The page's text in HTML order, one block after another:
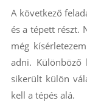
A következő
és a tépett részt.
még
adni. Különböző
sikerült külön
kell a tépés alá.